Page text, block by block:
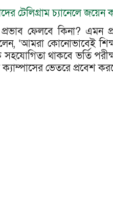
টেলিগ্রাম চ্যানেলে
ফেলবে কিনা? এমন
‘আমরা কোনোভাবেই
থাকবে ভর্তি
ভেতরে প্রবেশ